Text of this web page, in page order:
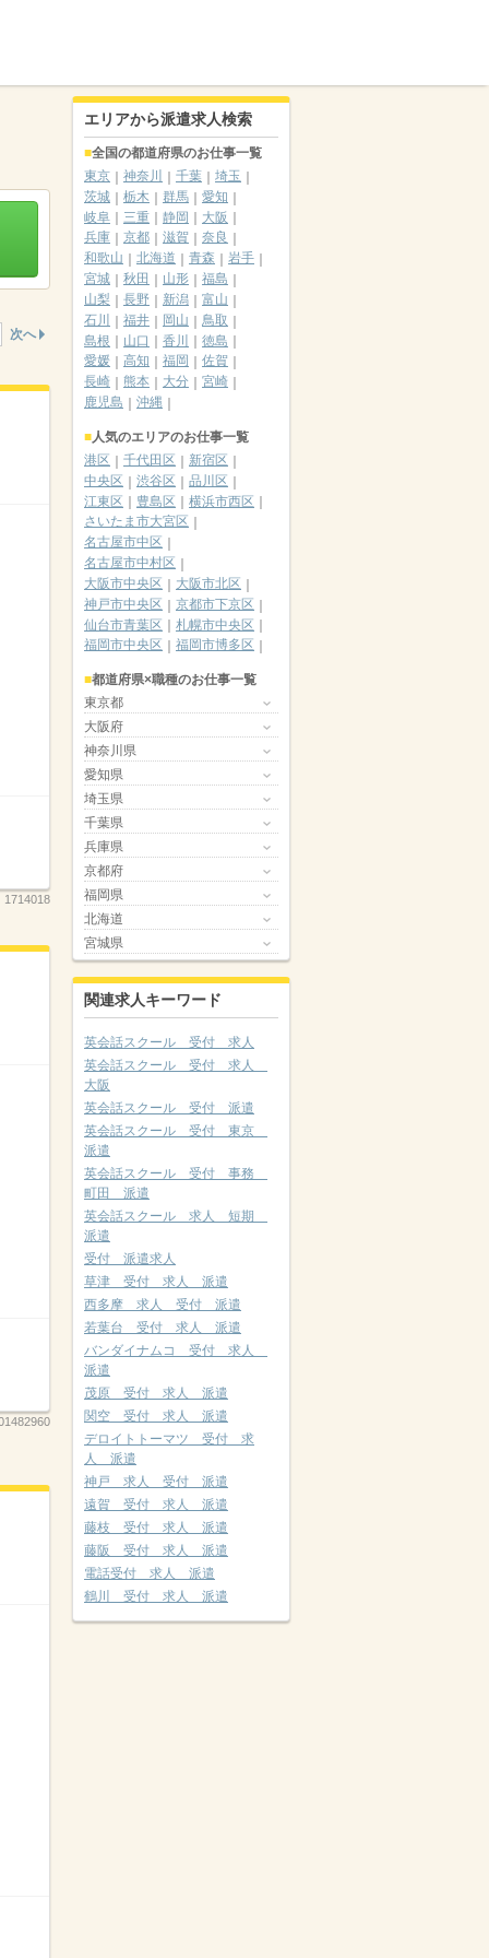
次へ
1714018
エリアから派遣求人検索
全国の都道府県のお仕事一覧
東京
神奈川 千葉
埼玉
茨城
栃木 群馬
愛知
岐阜
三重 静岡
大阪
兵庫
京都 滋賀
奈良
和歌山
北海道 青森
岩手
宮城
秋田 山形
福島
山梨
長野 新潟
富山
石川
福井 岡山
鳥取
島根
山口 香川
徳島
愛媛
高知 福岡
佐賀
長崎
熊本 大分
宮崎
鹿児島
沖縄
人気のエリアのお仕事一覧
港区
千代田区
新宿区
中央区
渋谷区
品川区
江東区
豊島区
横浜市西区
さいたま市大宮区
名古屋市中区
名古屋市中村区
大阪市中央区
大阪市北区
神戸市中央区
京都市下京区
仙台市青葉区
札幌市中央区
福岡市中央区
福岡市博多区
都道府県×職種のお仕事一覧
東京都
大阪府
神奈川県
愛知県
埼玉県
千葉県
兵庫県
京都府
福岡県
北海道
宮城県
関連求人キーワード
英会話スクール 受付 求人
英会話スクール 受付 求人
大阪
英会話スクール 受付 派遣
英会話スクール 受付 東京
派遣
英会話スクール 受付 事務
町田 派遣
英会話スクール 求人 短期
派遣
受付 派遣求人
草津 受付 求人 派遣
西多摩 求人 受付 派遣
若葉台 受付 求人 派遣
バンダイナムコ 受付 求人
派遣
茂原 受付 求人 派遣
関空 受付 求人 派遣
デロイトトーマツ 受付 求
人 派遣
神戸 求人 受付 派遣
遠賀 受付 求人 派遣
藤枝 受付 求人 派遣
藤阪 受付 求人 派遣
電話受付 求人 派遣
鶴川 受付 求人 派遣